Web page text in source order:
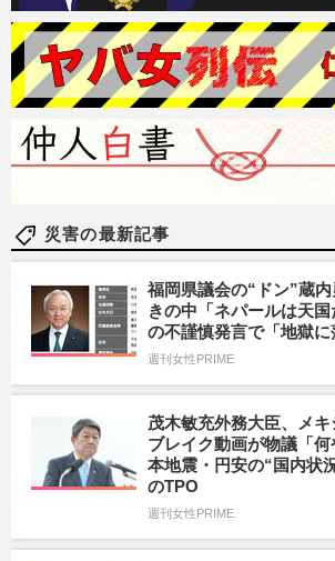
災害の最新記事
福岡県議会の“ドン”蔵
きの中「ネパールは天
の不謹慎発言で「地獄
週刊女性PRIME
茂木敏充外務大臣、メ
ブレイク動画が物議「
本地震・円安の“国内状
のTPO
週刊女性PRIME